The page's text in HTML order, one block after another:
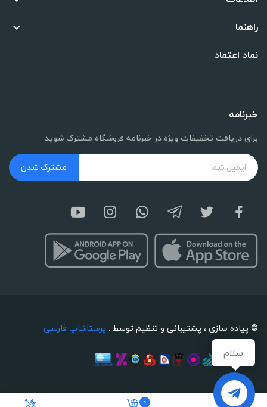
0
راهنما 
نماد اعتماد
خبرنامه
برای دریافت تخفیفات ویژه در خبرنامه فروشگاه مشترک شوید
مشترک شدن
© پیاده سازی ، پشتیبانی و تنظیم توسط : پرستاشاپ فارسی
سلام